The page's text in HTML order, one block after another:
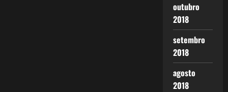
outubro
2018
setembro
2018
agosto
2018